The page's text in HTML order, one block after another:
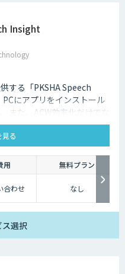
Insight
する「PKSHA Speech
にアプリをインストール
また、ACW効率化だけでな
ポート・応答品質向上にも
る
用 無料プラン
合わせ なし
ス選択